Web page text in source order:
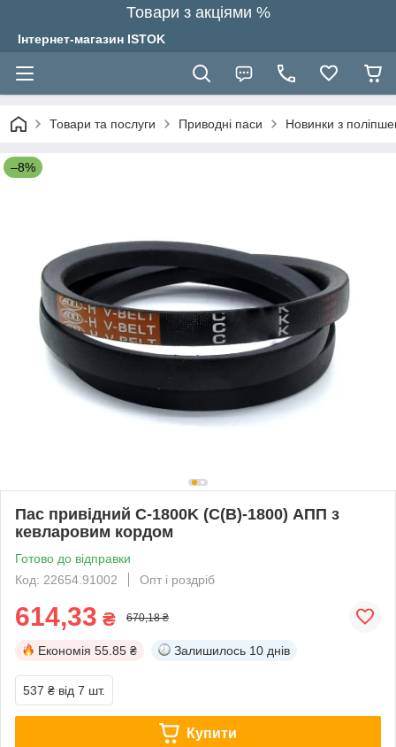
Товари з акціями %
Інтернет-магазин ISTOK
Товари та послуги Приводні паси Новинки з
–8%
Пас привідний C-1800K (C(В)-1800) АПП з
кевларовим кордом
Готово до відправки
Код: 22654.91002
Опт і роздріб
614,33 ₴ 670,18 ₴
Економія 55.85 ₴ Залишилось 10 днів
537 ₴ від 7 шт.
Купити